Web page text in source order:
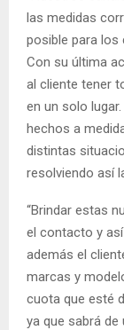
las medidas
posible para los
Con su última
al cliente tener
en un solo
hechos a
distintas
resolviendo así
“Brindar estas
el contacto y
además el
marcas y
cuota que esté
ya que sabrá